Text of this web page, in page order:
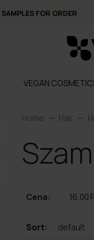
SAMPLES FOR ORDER
VEGAN
Home Hair
Cena: 16.00
Sort: default